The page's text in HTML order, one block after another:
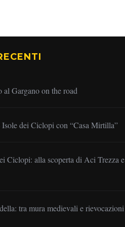
Gargano on the road
dei Ciclopi con “Casa Mirtilla”
Ciclopi: alla scoperta di Aci Trezza e
tra mura medievali e rievocazioni